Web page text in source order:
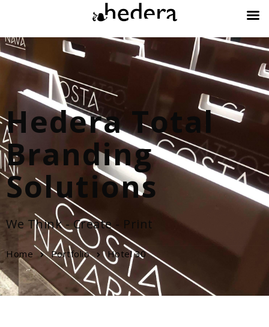
Hedera Total
Branding
Solutions
We Think - Create - Print
Home Portfolio Hotel 30